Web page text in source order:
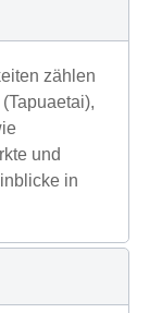
zählen
und
in